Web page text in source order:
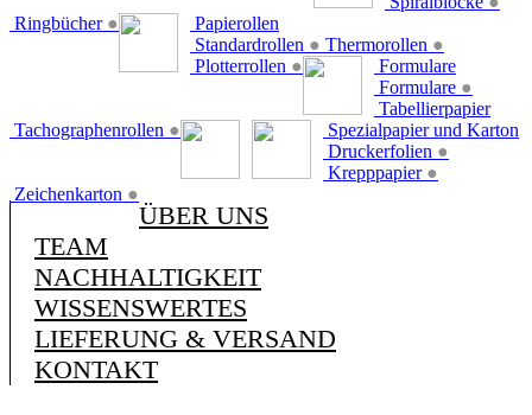
Ringbücher ●
Papierollen
Standardrollen ● Thermorollen ●
Plotterrollen ●
Formulare
Formulare ●
Tachographenrollen ●
Tabellierpapier
Spezialpapier und Karton
Druckerfolien ●
Krepppapier ●
Zeichenkarton ●
ÜBER UNS
TEAM
NACHHALTIGKEIT
WISSENSWERTES
LIEFERUNG & VERSAND
KONTAKT